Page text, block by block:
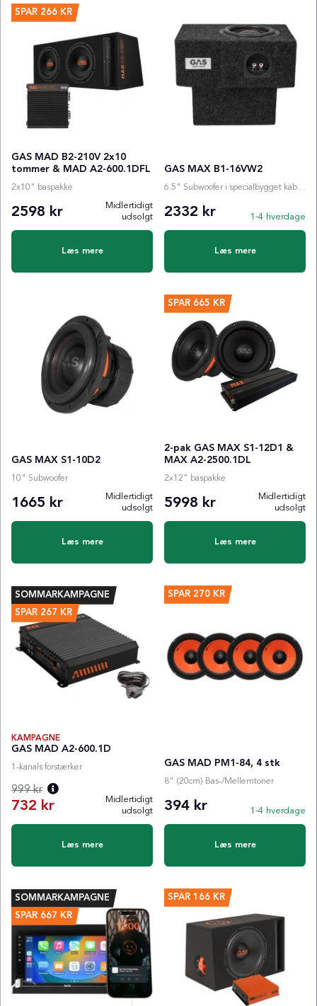
SPAR 266 KR
GAS MAD B2-210V 2x10
tommer & MAD A2-600.1DFL
2x10" baspakke
2598 kr
Midlertidigt
udsolgt
Læs mere
GAS MAX B1-16VW2
6.5" Subwoofer i specialbygget kabinet
2332 kr 1-4 hverdage
Læs mere
GAS MAX S1-10D2
10" Subwoofer
1665 kr
Midlertidigt
udsolgt
Læs mere
SPAR 665 KR
2-pak GAS MAX S1-12D1 &
MAX A2-2500.1DL
2x12" baspakke
5998 kr
Midlertidigt
udsolgt
Læs mere
SOMMARKAMPAGNE
SPAR 267 KR
KAMPAGNE
GAS MAD A2-600.1D
1-kanals forstærker
732 kr
Normalpris:
999 kr
Midlertidigt
udsolgt
Læs mere
SPAR 270 KR
GAS MAD PM1-84, 4 stk
8" (20cm) Bas-/Mellemtoner
394 kr 1-4 hverdage
Læs mere
SOMMARKAMPAGNE
SPAR 667 KR
SPAR 166 KR